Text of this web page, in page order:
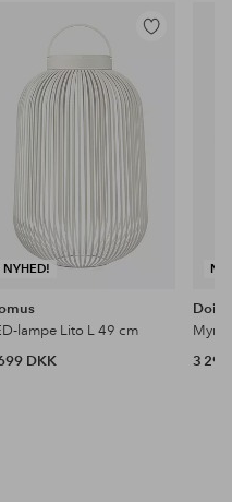
NYHED!
Tilføj
lampe Lito L 49 cm
DKK
3